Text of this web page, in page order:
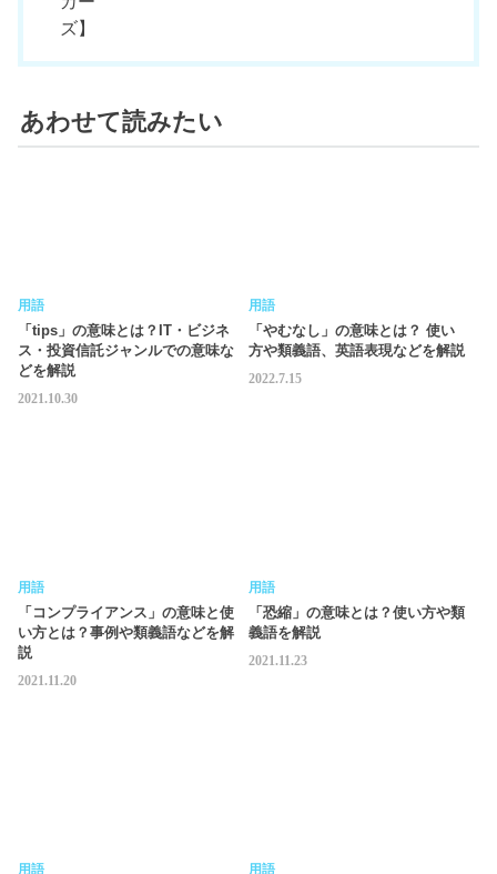
あわせて読みたい
用語
「tips」の意味とは？IT・ビジネ
ス・投資信託ジャンルでの意味な
どを解説
2021.10.30
用語
「やむなし」の意味とは？ 使い
方や類義語、英語表現などを解説
2022.7.15
用語
「コンプライアンス」の意味と使
い方とは？事例や類義語などを解
説
2021.11.20
用語
「恐縮」の意味とは？使い方や類
義語を解説
2021.11.23
用語
用語